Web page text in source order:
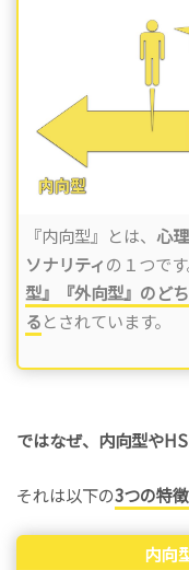
『内向型』とは、心
ソナリティの１つで
型』『外向型』のど
るとされています。
ではなぜ、内向型や
それは以下の3つの特徴
内向